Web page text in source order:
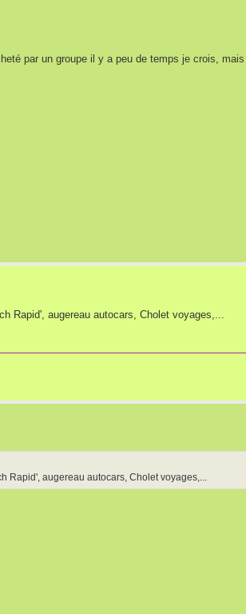
par un groupe il y a peu de temps je crois, mais
Rapid', augereau autocars, Cholet voyages,...
Rapid', augereau autocars, Cholet voyages,...